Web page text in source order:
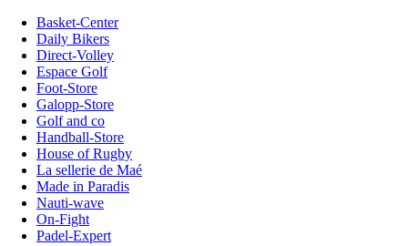
Basket-Center
Daily Bikers
Direct-Volley
Espace Golf
Foot-Store
Galopp-Store
Golf and co
Handball-Store
House of Rugby
La sellerie de Maé
Made in Paradis
Nauti-wave
On-Fight
Padel-Expert